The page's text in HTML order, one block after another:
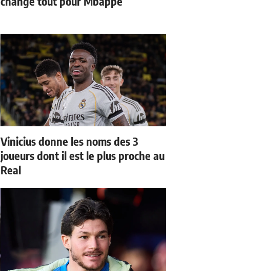
Vinicius donne les noms des 3
joueurs dont il est le plus proche au
Real